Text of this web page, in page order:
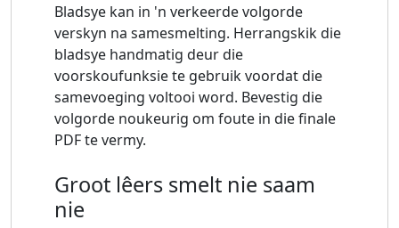
Bladsye kan in 'n verkeerde volgorde
verskyn na samesmelting. Herrangskik die
bladsye handmatig deur die
voorskoufunksie te gebruik voordat die
samevoeging voltooi word. Bevestig die
volgorde noukeurig om foute in die finale
PDF te vermy.
Groot lêers smelt nie saam
nie